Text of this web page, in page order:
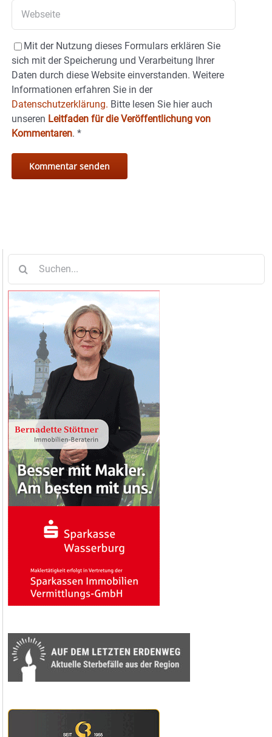
Mit der Nutzung dieses Formulars erklären Sie
sich mit der Speicherung und Verarbeitung Ihrer
Daten durch diese Website einverstanden. Weitere
Informationen erfahren Sie in der
Datenschutzerklärung. Bitte lesen Sie hier auch
unseren Leitfaden für die Veröffentlichung von
Kommentaren. *
nach: